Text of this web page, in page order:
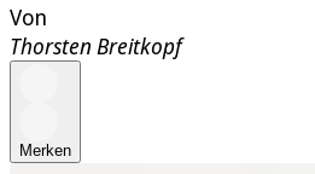
Von
Thorsten Breitkopf
Merken